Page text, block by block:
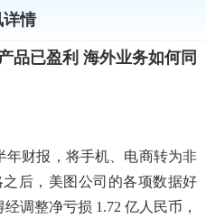
详情
品已盈利 海外业务如何同
年财报，将手机、电商转为非
后，美图公司的各项数据好
调整净亏损 1.72 亿人民币，